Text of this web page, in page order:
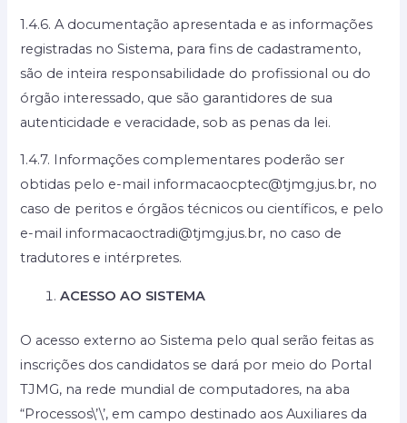
1.4.6. A documentação apresentada e as informações
registradas no Sistema, para fins de cadastramento,
são de inteira responsabilidade do profissional ou do
órgão interessado, que são garantidores de sua
autenticidade e veracidade, sob as penas da lei.
1.4.7. Informações complementares poderão ser
obtidas pelo e-mail informacaocptec@tjmg.jus.br, no
caso de peritos e órgãos técnicos ou científicos, e pelo
e-mail informacaoctradi@tjmg.jus.br, no caso de
tradutores e intérpretes.
ACESSO AO SISTEMA
O acesso externo ao Sistema pelo qual serão feitas as
inscrições dos candidatos se dará por meio do Portal
TJMG, na rede mundial de computadores, na aba
“Processos\’\’, em campo destinado aos Auxiliares da